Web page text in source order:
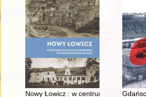
Nowy Łowicz : w centrum poligonu